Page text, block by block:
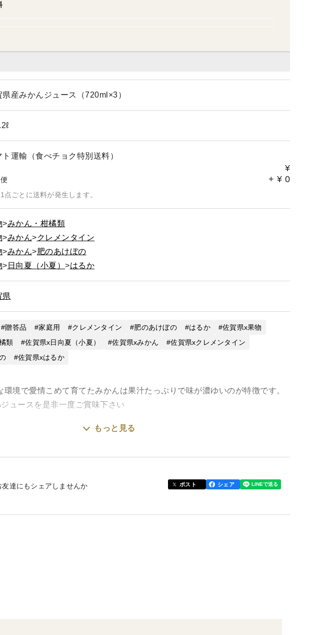
県産みかんジュース（720ml×3）
ト運輸（食べチョク特別送料）
¥
+ ¥ 0
点ごとに送料が発生します。
みかん・柑橘類
みかん
クレメンタイン
みかん
肥のあけぼの
日向夏（小夏） はるか
県
贈答品 家庭用 クレメンタイン 肥のあけぼの はるか
佐賀県x果物
類
佐賀県x日向夏（小夏） 佐賀県xみかん
佐賀県xクレメンタイン
佐賀県xはるか
環境で愛情こめて育てたみかんは果汁たっぷりで味が濃ゆいのが特徴です。
ュースを是非一度ご賞味下さい
甘み。
もっと見る
達にもシェアしませんか ポスト シェア